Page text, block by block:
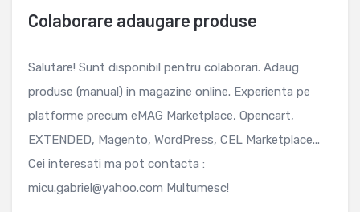
Colaborare adaugare produse
Salutare! Sunt disponibil pentru colaborari. Adaug
produse (manual) in magazine online. Experienta pe
platforme precum eMAG Marketplace, Opencart,
EXTENDED, Magento, WordPress, CEL Marketplace...
Cei interesati ma pot contacta :
micu.gabriel@yahoo.com Multumesc!